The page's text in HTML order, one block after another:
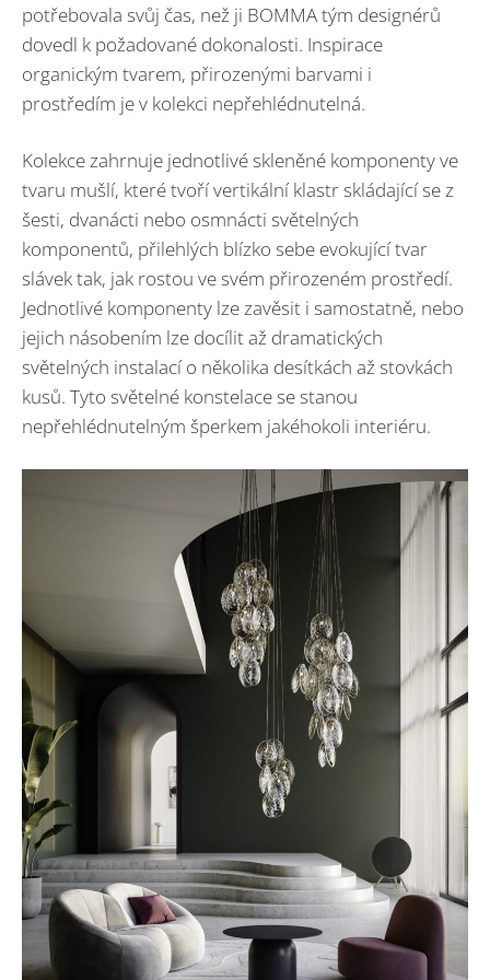
potřebovala svůj čas, než ji BOMMA tým designérů
dovedl k požadované dokonalosti. Inspirace
organickým tvarem, přirozenými barvami i
prostředím je v kolekci nepřehlédnutelná.
Kolekce zahrnuje jednotlivé skleněné komponenty ve
tvaru mušlí, které tvoří vertikální klastr skládající se z
šesti, dvanácti nebo osmnácti světelných
komponentů, přilehlých blízko sebe evokující tvar
slávek tak, jak rostou ve svém přirozeném prostředí.
Jednotlivé komponenty lze zavěsit i samostatně, nebo
jejich násobením lze docílit až dramatických
světelných instalací o několika desítkách až stovkách
kusů. Tyto světelné konstelace se stanou
nepřehlédnutelným šperkem jakéhokoli interiéru.